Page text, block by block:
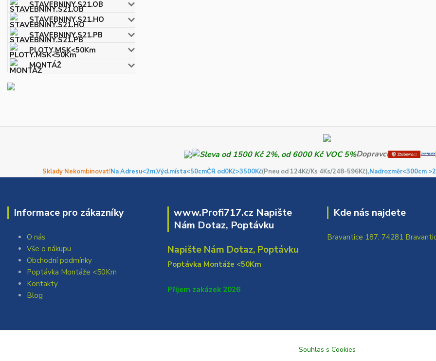
STAVEBNINY.S21.OB
STAVEBNINY.S21.HO
STAVEBNINY.S21.PB
PLOTY.MSK<50Km
MONTÁŽ
Dopravci
Sklady Nekombinovat!Na Adresu<2m,Výd.místa<50cmČR od0Kč>3500Kč(Pneu od 124Kč/Ks 4Ks/248-596Kč),Nadrozměr<300cm
Informace pro zákazníky
O nás
Vše o nákupu
Obchodní podmínky
Poptávka Montáže <50Km
Kontakty
Blog
www.Profi717.cz Napište
Nám Dotaz, Poptávku
Napište Nám Dotaz, Poptávku
Poptávka Montáže <50Km
Přijem zakázek 2026
Kde nás najdete
Bravantice 187, 74281
Souhlas s Cookies